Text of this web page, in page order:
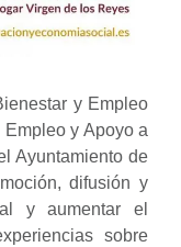
y Empleo
y Apoyo a
Ayuntamiento de
difusión y
y aumentar el
sobre